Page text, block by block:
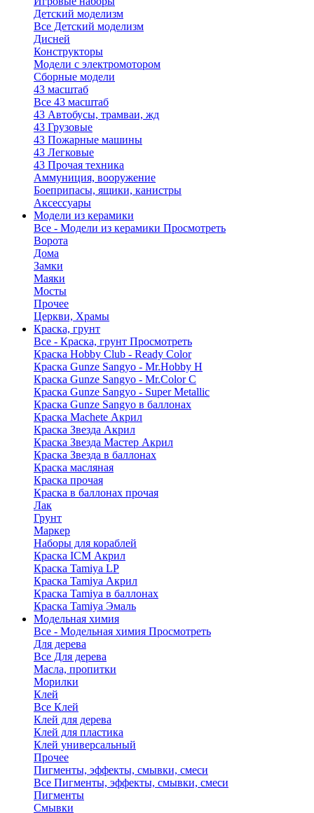
Детский моделизм
Все Детский моделизм
Дисней
Конструкторы
Модели с электромотором
Сборные модели
43 масштаб
Все 43 масштаб
43 Автобусы, трамваи, жд
43 Грузовые
43 Пожарные машины
43 Легковые
43 Прочая техника
Аммуниция, вооружение
Боеприпасы, ящики, канистры
Аксессуары
Модели из керамики
Все - Модели из керамики Просмотреть
Ворота
Дома
Замки
Маяки
Мосты
Прочее
Церкви, Храмы
Краска, грунт
Все - Краска, грунт Просмотреть
Краска Hobby Club - Ready Color
Краска Gunze Sangyo - Mr.Hobby H
Краска Gunze Sangyo - Mr.Color C
Краска Gunze Sangyo - Super Metallic
Краска Gunze Sangyo в баллонах
Краска Machete Акрил
Краска Звезда Акрил
Краска Звезда Мастер Акрил
Краска Звезда в баллонах
Краска масляная
Краска прочая
Краска в баллонах прочая
Лак
Грунт
Маркер
Наборы для кораблей
Краска ICM Акрил
Краска Tamiya LP
Краска Tamiya Акрил
Краска Tamiya в баллонах
Краска Tamiya Эмаль
Модельная химия
Все - Модельная химия Просмотреть
Для дерева
Все Для дерева
Масла, пропитки
Морилки
Клей
Все Клей
Клей для дерева
Клей для пластика
Клей универсальный
Прочее
Пигменты, эффекты, смывки, смеси
Все Пигменты, эффекты, смывки, смеси
Пигменты
Смывки